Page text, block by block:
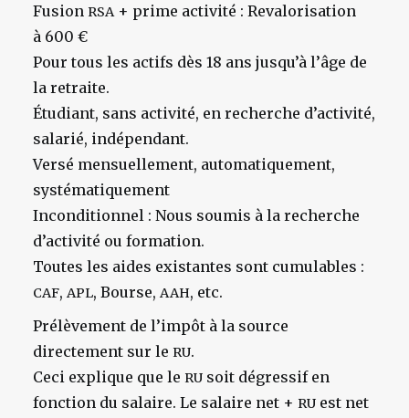
Fusion RSA+ prime activité : Revalorisation
à 600 €
Pour tous les actifs dès 18 ans jusqu’à l’âge de
la retraite.
Étudiant, sans activité, en recherche d’activité,
salarié, indépendant.
Versé mensuellement, automatiquement,
systématiquement
Inconditionnel : Nous soumis à la recherche
d’activité ou formation.
Toutes les aides existantes sont cumulables :
CAF, APL, Bourse, AAH, etc.
Prélèvement de l’impôt à la source
directement sur le RU.
Ceci explique que le RU soit dégressif en
fonction du salaire. Le salaire net + RU est net